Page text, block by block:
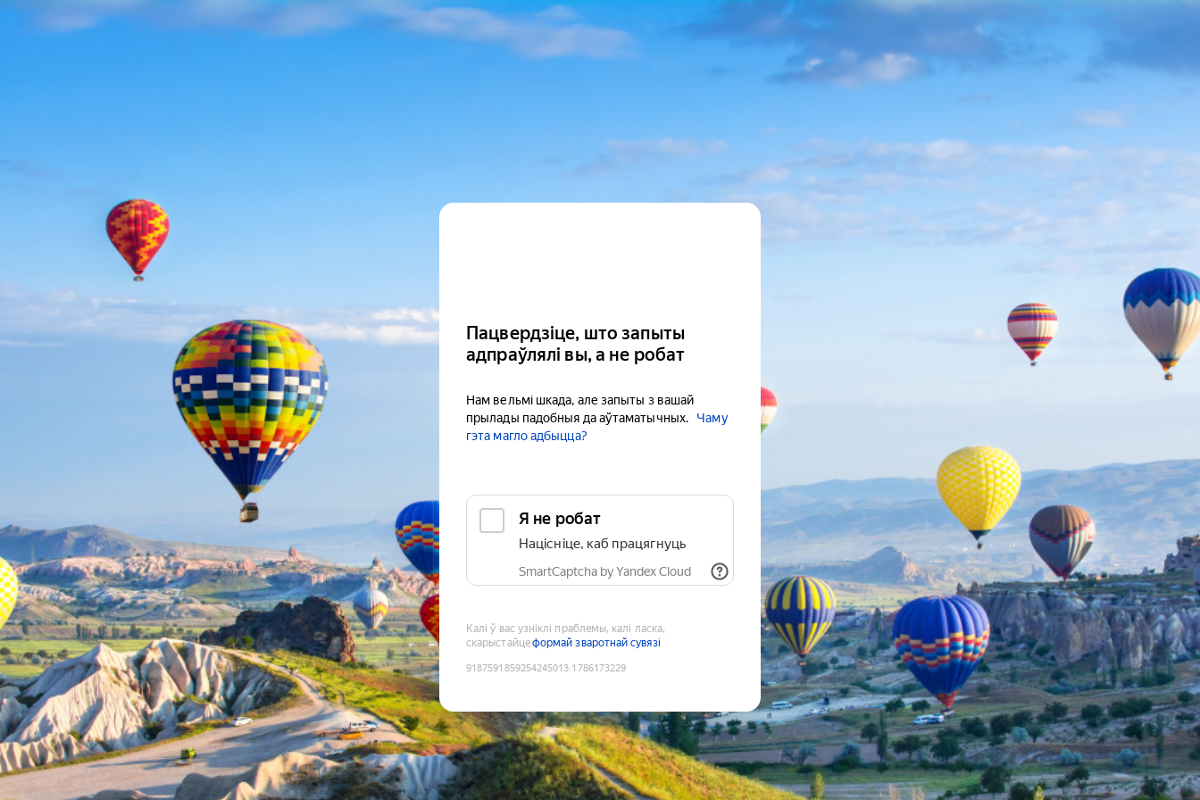
Пацвердзіце, што запыты
адпраўлялі вы, а не робат
Нам вельмі шкада, але запыты з вашай
прылады падобныя да аўтаматычных.
Чаму
гэта магло адбыцца?
Я не робат
Націсніце, каб працягнуць
SmartCaptcha by Yandex Cloud
Калі ў вас узніклі праблемы, калі ласка,
скарыстайцеформай зваротнай сувязі
9187591859254245013:1786173229